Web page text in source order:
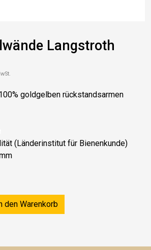
Langstroth
goldgelben rückstandsarmen
(Länderinstitut für Bienenkunde)
den Warenkorb